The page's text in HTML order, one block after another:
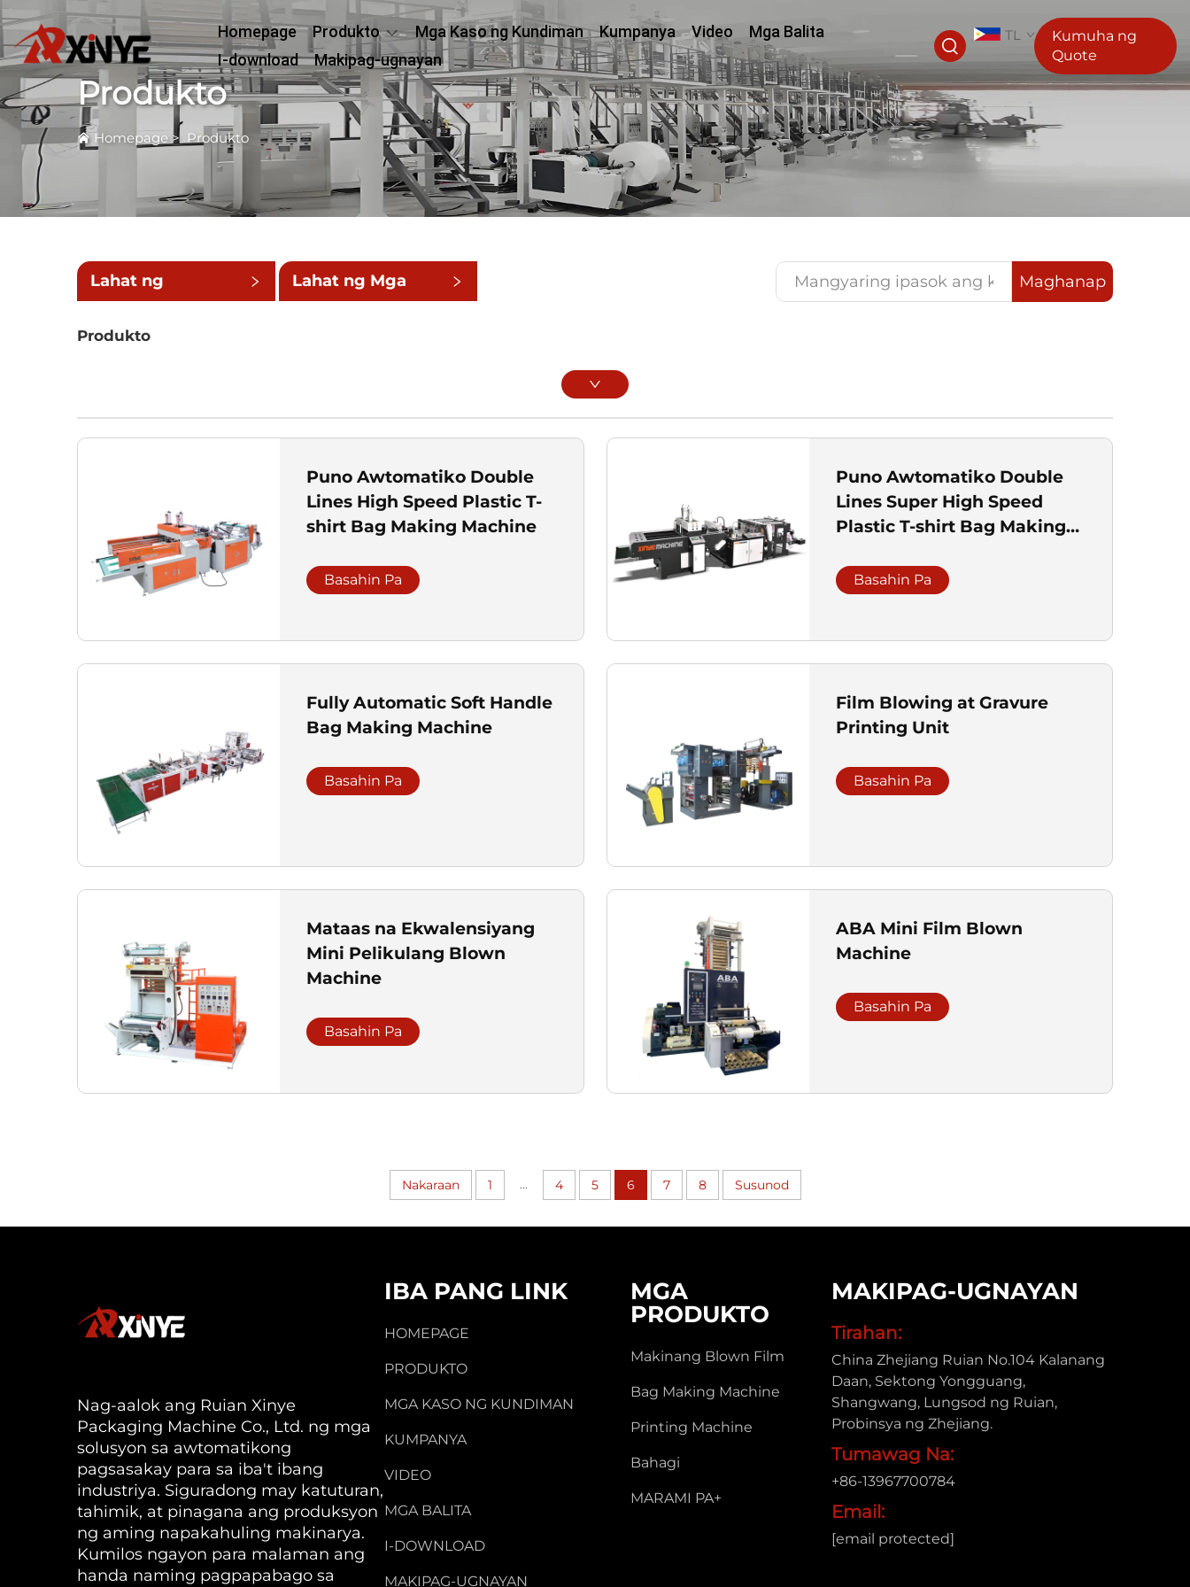
Homepage Produkto Mga Kaso ng Kundiman Kumpanya Video
Mga Balita
I-download
Makipag-ugnayan
TL
Kumuha ng
Quote
Produkto
Homepage > Produkto
Lahat ng Lahat ng Mga Maghanap
Produkto
Puno Awtomatiko Double
Lines High Speed Plastic T-
shirt Bag Making Machine
Basahin Pa
Puno Awtomatiko Double
Lines Super High Speed
Plastic T-shirt Bag Making
Basahin Pa
Fully Automatic Soft Handle
Bag Making Machine
Basahin Pa
Film Blowing at Gravure
Printing Unit
Basahin Pa
Mataas na Ekwalensiyang
Mini Pelikulang Blown
Machine
Basahin Pa
ABA Mini Film Blown
Machine
Basahin Pa
Nakaraan 1 ... 4 5 6 7 8 Susunod
Nag-aalok ang Ruian Xinye
Packaging Machine Co., Ltd. ng mga
solusyon sa awtomatikong
pagsasakay para sa iba't ibang
industriya. Siguradong may katuturan,
tahimik, at pinagana ang produksyon
ng aming napakahuling makinarya.
Kumilos ngayon para malaman ang
handa naming pagpapabago sa
IBA PANG LINK
HOMEPAGE
PRODUKTO
MGA KASO NG KUNDIMAN
KUMPANYA
VIDEO
MGA BALITA
I-DOWNLOAD
MAKIPAG-UGNAYAN
MGA
PRODUKTO
Makinang Blown Film
Bag Making Machine
Printing Machine
Bahagi
MARAMI PA+
MAKIPAG-UGNAYAN
Tirahan:
China Zhejiang Ruian No.104 Kalanang
Daan, Sektong Yongguang,
Shangwang, Lungsod ng Ruian,
Probinsya ng Zhejiang.
Tumawag Na:
+86-13967700784
Email:
[email protected]